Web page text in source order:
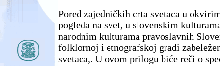
Pored zajedničkih crta svetaca u
pogleda na svet, u slovenskim
narodnim kulturama pravoslavnih
folklornoj i etnografskoj građi
svetaca,. U ovom prilogu biće reči o